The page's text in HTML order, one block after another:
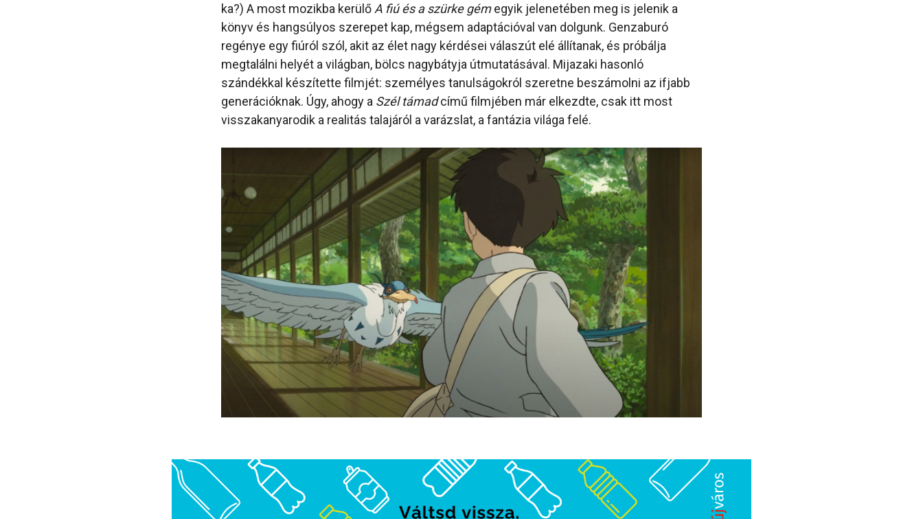
ka?) A most mozikba kerülő A fiú és a szürke gémegyik jelenetében meg is jelenik a
könyv és hangsúlyos szerepet kap, mégsem adaptációval van dolgunk. Genzaburó
regénye egy fiúról szól, akit az élet nagy kérdései válaszút elé állítanak, és próbálja
megtalálni helyét a világban, bölcs nagybátyja útmutatásával. Mijazaki hasonló
szándékkal készítette filmjét: személyes tanulságokról szeretne beszámolni az ifjabb
generációknak. Úgy, ahogy a Szél támadcímű filmjében már elkezdte, csak itt most
visszakanyarodik a realitás talajáról a varázslat, a fantázia világa felé.